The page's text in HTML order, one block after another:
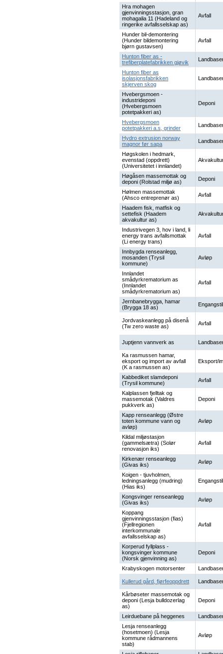
Hra mohagen
gjenvinningsstasjon, gran
mohagalia 11 (Hadeland og
ringerike avfallsselskap as)
Avfall
Hunder bil-demontering
(Hunder bildemontering
bjørn gustavsen)
Avfall
Hunton fiber as -
trefiberplatefabrikken gjøvik
Hunton fiber as
isolasjonsfabrikken
skjerven skog
Hvebergsmoen -
industrideponi
(Hvebergsmoen
potetpakkeri as)
Deponi
Hvebergsmoen
potetpakkeri a.s, grinder
Hydro extrusion norway
magnor før sapa
Høgskolen i hedmark,
evenstad (oppdrett)
(Universitetet i innlandet)
Høgåsen massemottak og
deponi (Rolstad miljø as)
Deponi
Hølmen massemottak
(Ahsco entreprenør as)
Avfall
Haadem fisk, matfisk og
settefisk (Haadem
akvakultur as)
Industrivegen 3, hov i land, li
energy trans avfallsmottak
(Li energy trans)
Avfall
Innbygda renseanlegg,
mosanden (Trysil
kommune)
Avløp
Innlandet
smådyrkrematorium as
(Innlandet
smådyrkrematorium as)
Avfall
Jernbanebrygga, hamar
(Brygga 18 as)
Jordvaskeanlegg på disenå
(Tw zero waste as)
Avfall
Juptjenn vannverk as
Ka rasmussen hamar,
eksport og import av avfall
(K a rasmussen as)
Eksport/
Kabbediket slamdeponi
(Trysil kommune)
Avfall
Kalplassen fjelltak og
massemotak (Valdres
pukkverk as)
Deponi
Kapp renseanlegg (Østre
toten kommune vann og
avløp)
Avløp
Kildal miljøstasjon
(gammelsætra) (Solør
renovasjon iks)
Avfall
Kirkenær renseanlegg
(Givas iks)
Avløp
Koigen - tjuvholmen,
ledningsanlegg (mudring)
(Hias iks)
Kongsvinger renseanlegg
(Givas iks)
Avløp
Koppang
gjenvinningsstasjon (fias)
(Fjellregionen
interkommunale
avfallsselskap as)
Avfall
Korperud fyllplass -
kongsvinger kommune
(Norsk gjenvinning as)
Deponi
Krabyskogen motorsenter
Kullerud gård, fjørfeoppdrett
Kårbøseter massemotak og
deponi (Lesja bulldozerlag
as)
Deponi
Leirduebane på heggenes
Lesja renseanlegg
(hosetmoen) (Lesja
kommune rådmannens
stab)
Avløp